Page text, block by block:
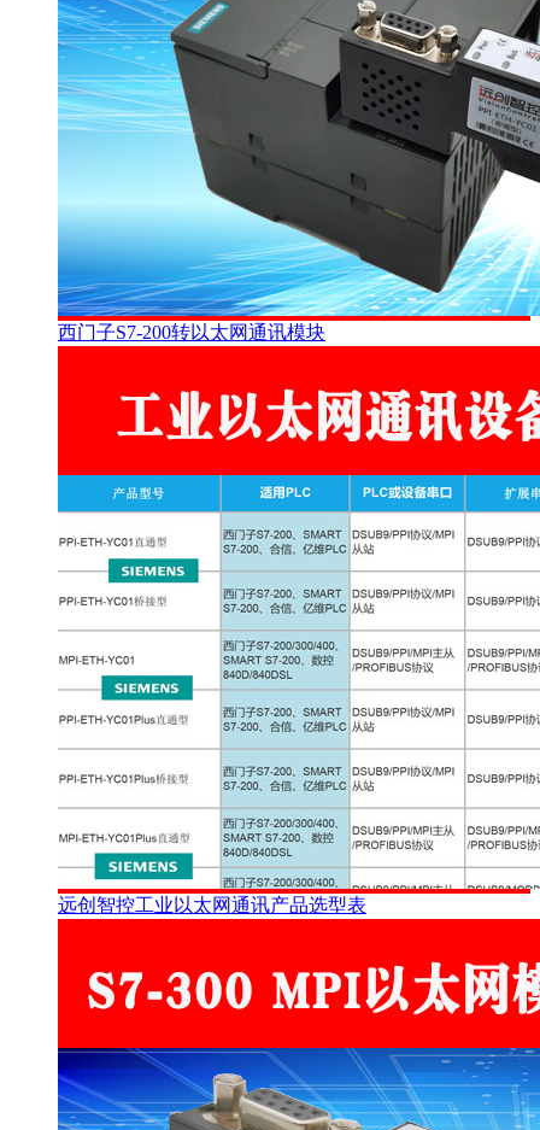
西门子S7-200转以太网通讯模块
远创智控工业以太网通讯产品选型表